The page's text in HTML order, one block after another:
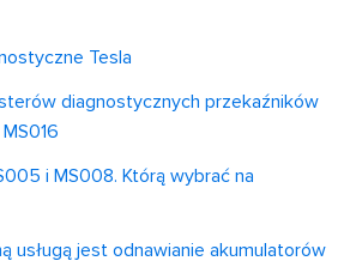
Tesla
diagnostycznych przekaźników
i MS008. Którą wybrać na
usługą jest odnawianie akumulatorów